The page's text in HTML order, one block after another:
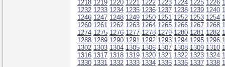
1218 1219 1220 1221 1222 1223 1224 1225 1226
1232 1233 1234 1235 1236 1237 1238 1239 1240
1246 1247 1248 1249 1250 1251 1252 1253 1254
1260 1261 1262 1263 1264 1265 1266 1267 1268
1274 1275 1276 1277 1278 1279 1280 1281 1282
1288 1289 1290 1291 1292 1293 1294 1295 1296
1302 1303 1304 1305 1306 1307 1308 1309 1310
1316 1317 1318 1319 1320 1321 1322 1323 1324
1330 1331 1332 1333 1334 1335 1336 1337 1338